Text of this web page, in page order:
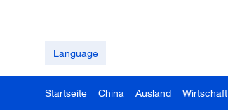
Language
Startseite China Ausland Wirtschaft